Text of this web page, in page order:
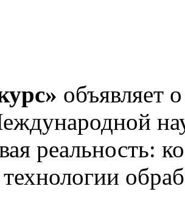
объявляет
реальность: